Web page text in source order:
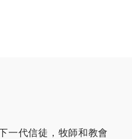
一代信徒，牧師和教會